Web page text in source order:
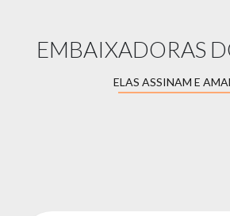
EMBAIXADORAS
ELAS ASSINAM E